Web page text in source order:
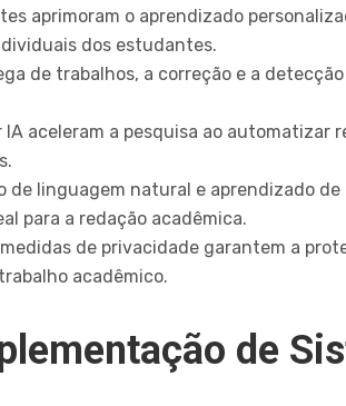
aprimoram o aprendizado
dos estudantes.
de trabalhos, a correção e a
aceleram a pesquisa ao automatizar
de linguagem natural e aprendizado
para a redação acadêmica.
de privacidade garantem a
acadêmico.
de